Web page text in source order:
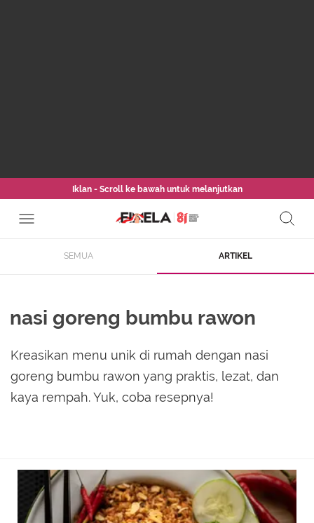
Iklan - Scroll ke bawah untuk melanjutkan
SEMUA ARTIKEL
nasi goreng bumbu rawon
Kreasikan menu unik di rumah dengan nasi
goreng bumbu rawon yang praktis, lezat, dan
kaya rempah. Yuk, coba resepnya!